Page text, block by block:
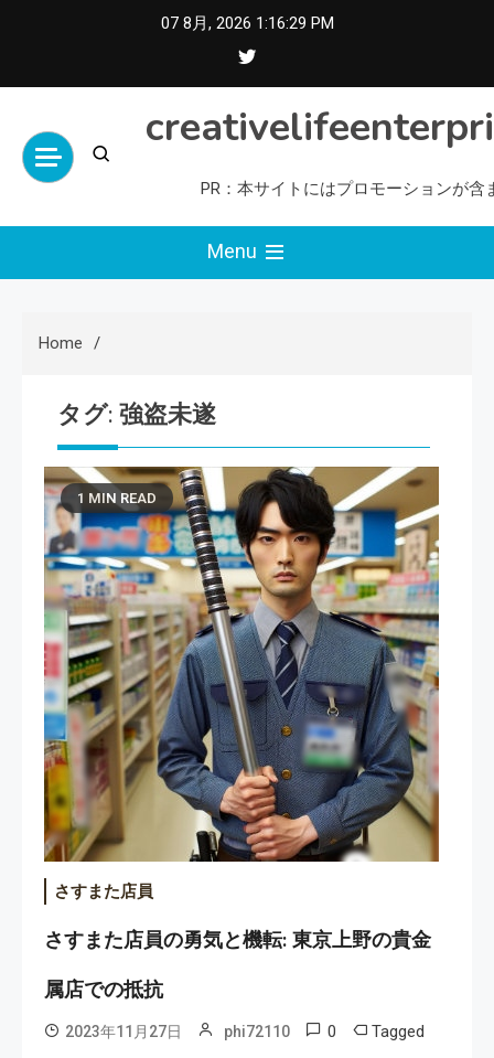
07 8月, 2026 1:16:29 PM
PR：本サイトにはプロモーションが含
Menu
Home
タグ: 強盗未遂
1 MIN READ
さすまた店員
さすまた店員の勇気と機転: 東京上野の貴金
属店での抵抗
2023年11月27日 phi72110 0 Tagged